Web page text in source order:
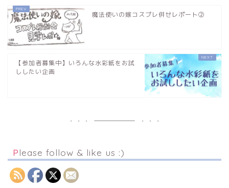
魔法使いの嫁コスプレ併せレポート②
【参加者募集中】いろんな水彩紙をお試
ししたい企画
Please follow & like us :)